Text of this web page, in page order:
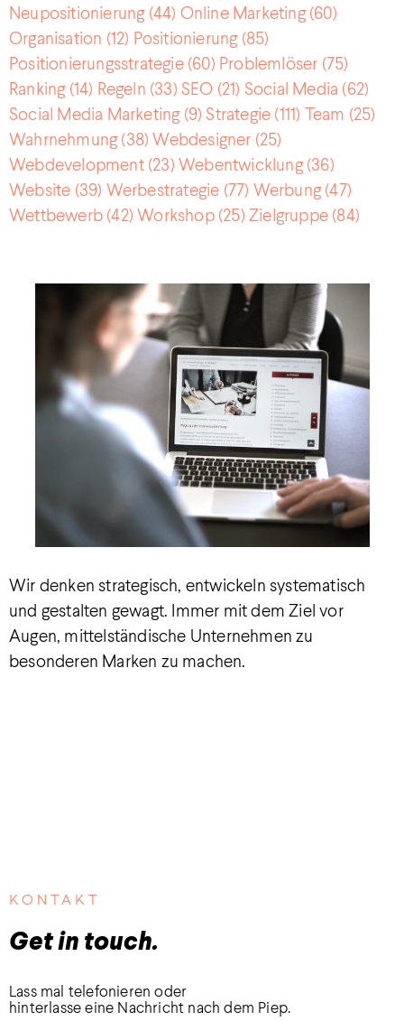
Neupositionierung(44) Online Marketing(60)
Organisation (12) Positionierung(85)
Positionierungsstrategie(60) Problemlöser (75)
Ranking(14) Regeln (33) SEO (21) Social Media (62)
Social Media Marketing(9) Strategie (111) Team (25)
Wahrnehmung(38) Webdesigner (25)
Webdevelopment(23) Webentwicklung(36)
Website (39) Werbestrategie (77) Werbung(47)
Wettbewerb (42) Workshop(25) Zielgruppe (84)
Wir denken strategisch, entwickeln systematisch
und gestalten gewagt. Immer mit dem Ziel vor
Augen, mittelständische Unternehmen zu
besonderen Marken zu machen.
KONTAKT
Get in touch.
Lass mal telefonieren oder
hinterlasse eine Nachricht nach dem Piep.